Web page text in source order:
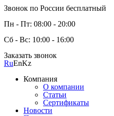
Звонок по России бесплатный
Пн - Пт: 08:00 - 20:00
Сб - Вс: 10:00 - 16:00
Заказать звонок
RuEnKz
Компания
О компании
Статьи
Сертификаты
Новости